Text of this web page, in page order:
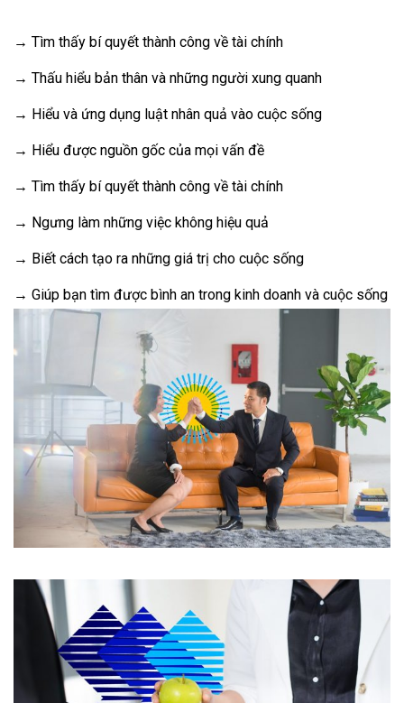
→ Tìm thấy bí quyết thành công về tài chính
→ Thấu hiểu bản thân và những người xung quanh
→ Hiểu và ứng dụng luật nhân quả vào cuộc sống
→ Hiểu được nguồn gốc của mọi vấn đề
→ Tìm thấy bí quyết thành công về tài chính
→ Ngưng làm những việc không hiệu quả
→ Biết cách tạo ra những giá trị cho cuộc sống
→ Giúp bạn tìm được bình an trong kinh doanh và cuộc sống